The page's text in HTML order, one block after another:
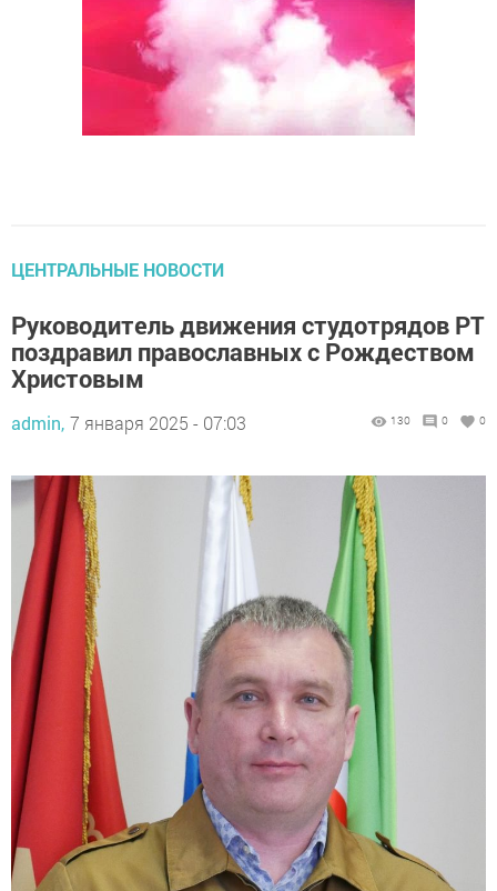
ЦЕНТРАЛЬНЫЕ НОВОСТИ
Руководитель движения студотрядов РТ
поздравил православных с Рождеством
Христовым
admin, 7 января 2025 - 07:03 130 0 0